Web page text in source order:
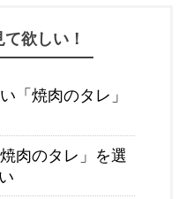
欲しい！
「焼肉のタレ」
肉のタレ」を選